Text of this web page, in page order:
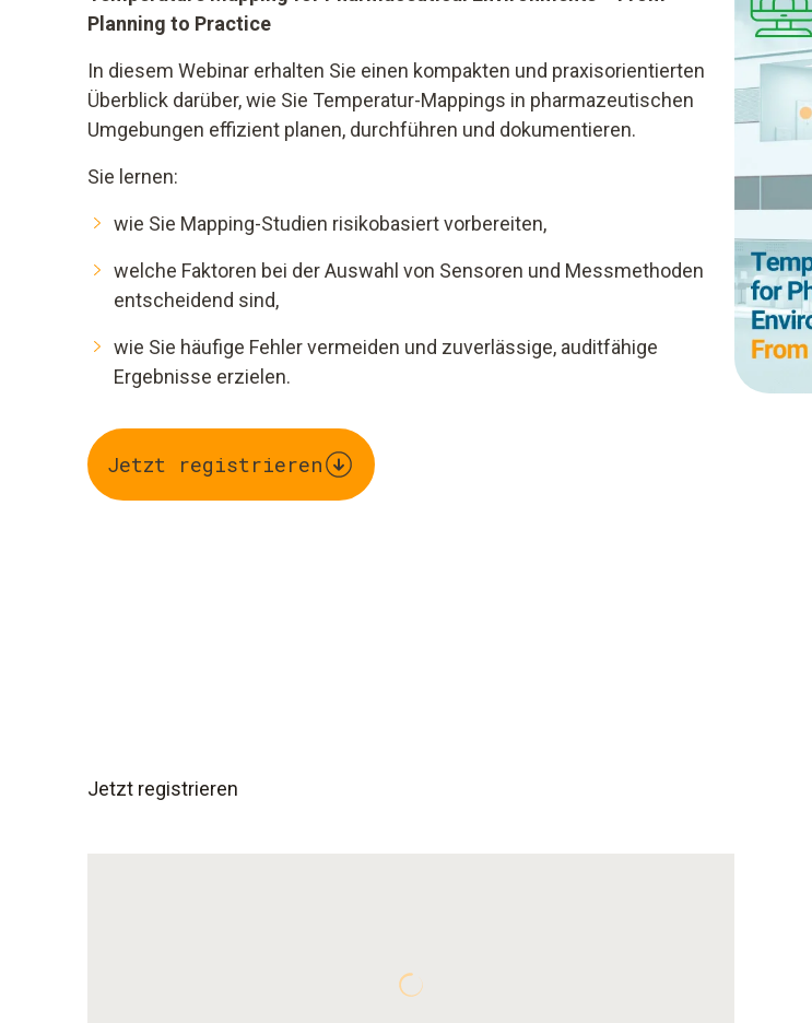
Planning to Practice
In diesem Webinar erhalten Sie einen kompakten und praxisorientierten
Überblick darüber, wie Sie Temperatur-Mappings in pharmazeutischen
Umgebungen effizient planen, durchführen und dokumentieren.
Sie lernen:
wie Sie Mapping-Studien risikobasiert vorbereiten,
welche Faktoren bei der Auswahl von Sensoren und Messmethoden
entscheidend sind,
wie Sie häufige Fehler vermeiden und zuverlässige, auditfähige
Ergebnisse erzielen.
Jetzt registrieren
Jetzt registrieren